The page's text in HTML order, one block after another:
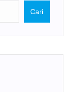
Cari